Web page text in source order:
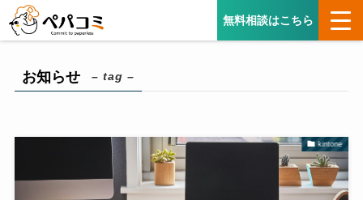
無料相談はこちら
お知らせ – tag –
kintone